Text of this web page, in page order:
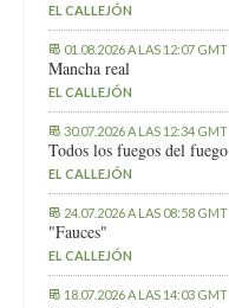
EL CALLEJÓN
01.08.2026 A LAS 12:07 GMT
Mancha real
EL CALLEJÓN
30.07.2026 A LAS 12:34 GMT
Todos los fuegos del fuego
EL CALLEJÓN
24.07.2026 A LAS 08:58 GMT
"Fauces"
EL CALLEJÓN
18.07.2026 A LAS 14:03 GMT